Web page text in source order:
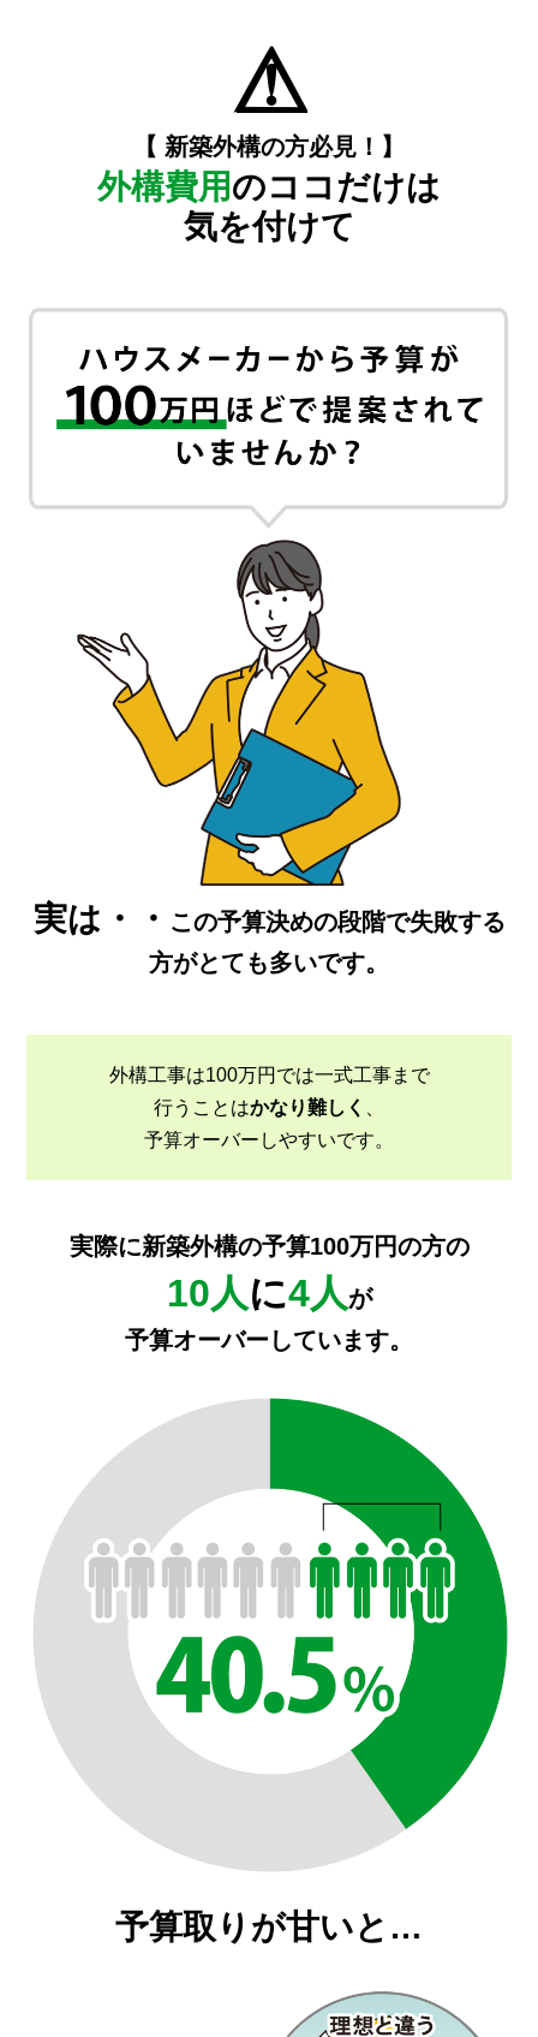
⚠
【 新築外構の方必見！】
外構費用のココだけは
気を付けて
実は・・ この予算決めの段階で失敗する
方がとても多いです。
外構工事は100万円では一式工事まで
行うことはかなり難しく
予算オーバーしやすいです。
実際に新築外構の予算100万円の方の
10人に4人が
予算オーバーしています。
予算取りが甘いと…